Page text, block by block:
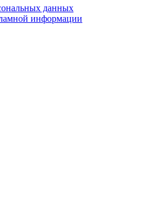
данных
информации